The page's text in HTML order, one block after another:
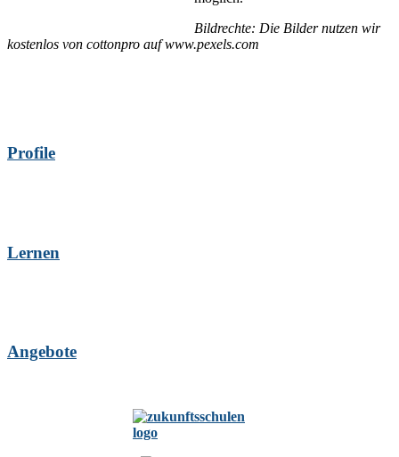
Bildrechte: Die Bilder nutzen wir
kostenlos von cottonpro auf www.pexels.com
Profile
Lernen
Angebote